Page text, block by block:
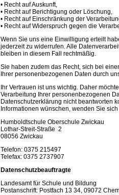
• Recht auf Auskunft,
• Recht auf Berichtigung oder Löschung,
• Recht auf Einschränkung der
• Recht auf Widerspruch gegen die
Wenn Sie uns eine Einwilligung erteilt
jederzeit zu widerrufen. Alle
bleiben in diesem Fall rechtmäßig.
Sie haben zudem das Recht, sich bei
Ihrer personenbezogenen Daten durch
Ihr Vertrauen ist uns wichtig. Daher
Verarbeitung Ihrer personenbezogenen
Datenschutzerklärung nicht beantworten
Informationen wünschen, wenden Sie
Humboldtschule Oberschule Zwickau
Lothar-Streit-Straße 2
08056 Zwickau
Telefon: 0375 215497
Telefax: 0375 2737907
Datenschutzbeauftragte
Landesamt für Schule und Bildung
Postanschrift: Postfach 13 34, 09072